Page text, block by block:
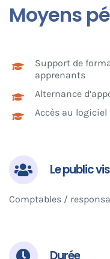
Moyens
Support de
apprenants
Alternance
Accès au logiciel
Le public
Comptables /
Durée